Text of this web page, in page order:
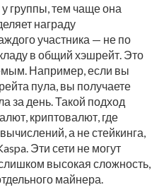
группы, тем чаще она
награду
участника — не по
в общий хэшрейт. Это
Например, если вы
пула, вы получаете
за день. Такой подход
, криптовалют, где
а не стейкинга,
Эти сети не могут
высокая сложность,
майнера.